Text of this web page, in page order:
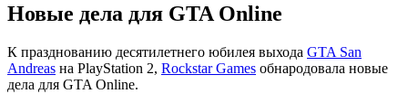
Новые дела для GTA Online
К празднованию десятилетнего юбилея выхода GTA San
Andreas на PlayStation 2, Rockstar Games обнародовала новые
дела для GTA Online.